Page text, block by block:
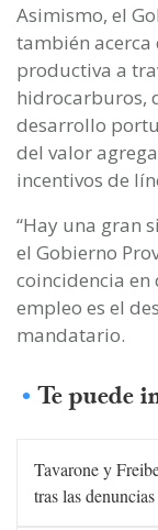
Asimismo, el
también
productiva a
hidrocarburos,
desarrollo
del valor
incentivos de
“Hay una gran
el Gobierno
coincidencia
empleo es el
mandatario.
Te puede
Tavarone y
tras las